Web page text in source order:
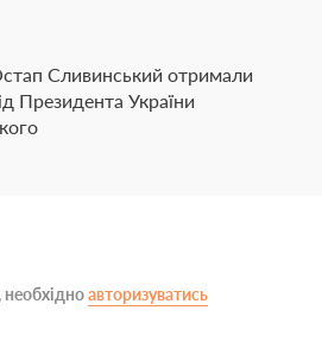
Сливинський отримали
Президента України
авторизуватись